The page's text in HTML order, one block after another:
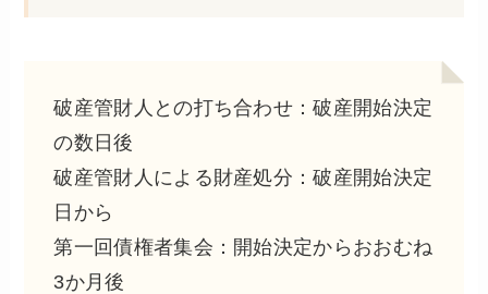
破産管財人との打ち合わせ：破産開始決定
の数日後
破産管財人による財産処分：破産開始決定
日から
第一回債権者集会：開始決定からおおむね
3か月後